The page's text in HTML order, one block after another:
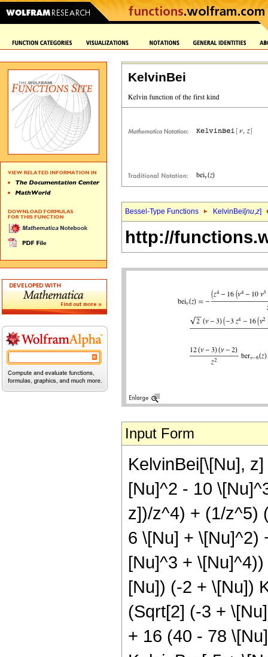
KelvinBei
Bessel-Type Functions KelvinBei[nu,z]
http://
Input Form
KelvinBei[\[Nu],
[Nu]^2 - 10
z])/z^4) + (1/z^5)
6 \[Nu] + \[Nu]^2)
[Nu]^3 +
[Nu]) (-2 + \[Nu])
(Sqrt[2] (-3 +
+ 16 (40 - 78